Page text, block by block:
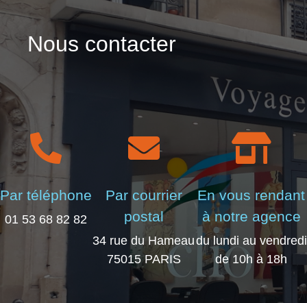
Nous contacter
Par téléphone
01 53 68 82 82
Par courrier
postal
34 rue du Hameau
75015 PARIS
En vous rendant
à notre agence
du lundi au vendredi
de 10h à 18h